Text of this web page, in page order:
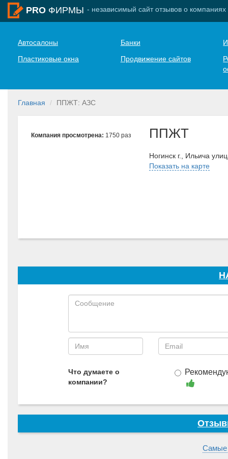
PRO ФИРМЫ - независимый сайт отзывов о компаниях
Автосалоны Банки
Пластиковые окна
Продвижение сайтов
Главная ППЖТ: АЗС
Компания просмотрена: 1750 раз ППЖТ
Ногинск г., Ильича
Показать на карте
Что думаете о
компании?
Самые